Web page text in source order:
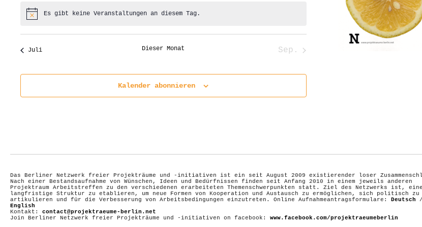
HinweisEs gibt keine Veranstaltungen an diesem Tag.
Juli Dieser Monat Sep.
Kalender abonnieren
Das Berliner Netzwerk freier Projekträume und -initiativen ist ein seit August 2009 existierender loser
Nach einer Bestandsaufnahme von Wünschen, Ideen und Bedürfnissen finden seit Anfang 2010 in einem jeweils anderen
Projektraum Arbeitstreffen zu den verschiedenen erarbeiteten Themenschwerpunkten statt. Ziel des Netzwerks ist, eine
langfristige Struktur zu etablieren, um neue Formen von Kooperation und Austausch zu ermöglichen, sich politisch zu
artikulieren und für die Verbesserung von Arbeitsbedingungen einzutreten. Online Aufnahmeantragsformulare:
Deutsch /
English
Kontakt: contact@projektraeume-berlin.net
Join Berliner Netzwerk freier Projekträume und -initiativen on facebook: www.facebook.com/projektraeumeberlin